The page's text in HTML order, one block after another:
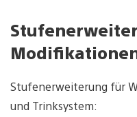
Stufenerweiterung für
und Trinksystem: